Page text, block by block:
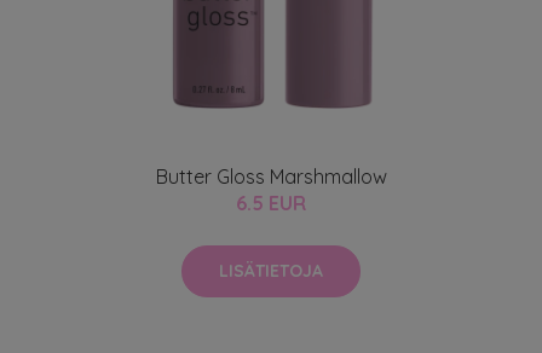
Butter Gloss Marshmallow
6.5 EUR
LISÄTIETOJA